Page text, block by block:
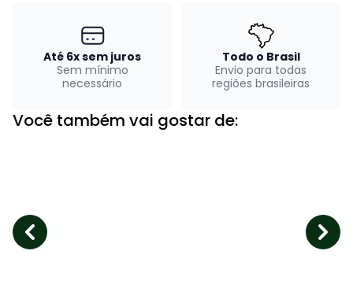
Até 6x sem juros
Sem mínimo
necessário
Todo o Brasil
Envio para todas
regiões brasileiras
Você também vai gostar de: